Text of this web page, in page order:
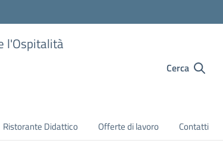
l'Ospitalità
Cerca
Ristorante Didattico Offerte di lavoro Contatti